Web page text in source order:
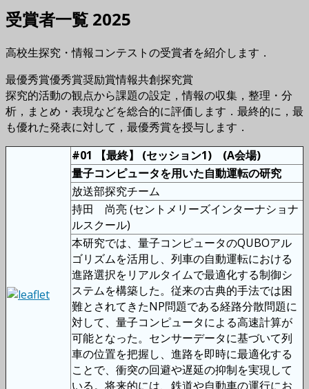
受賞者一覧 2025
高校生探究・情報コンテストの受賞者を紹介します．
最優秀賞優秀賞奨励賞情報共創探究賞
探究的活動の観点から課題の設定，情報の収集，整理・分
析，まとめ・表現などを総合的に評価します．最終的に，最
も優れた発表に対して，最優秀賞を授与します．
#01 【最終】 (セッション1) (A会場)
量子コンピュータを用いた自動運転の研究
放送部探究チーム
持田 尚亮 (セントメリーズインターナショナ
ルスクール)
本研究では、量子コンピュータのQUBOアル
ゴリズムを活用し、列車の自動運転における
進路選択をリアルタイムで最適化する制御シ
ステムを構築した。従来の古典的手法では困
難とされてきたNP問題である経路分散問題に
対して、量子コンピュータによる高速計算が
可能となった。センサーデータに基づいて列
車の位置を把握し、進路を即時に最適化する
ことで、衝突の回避や遅延の抑制を実現して
いる。将来的には、鉄道や自動車の運行にお